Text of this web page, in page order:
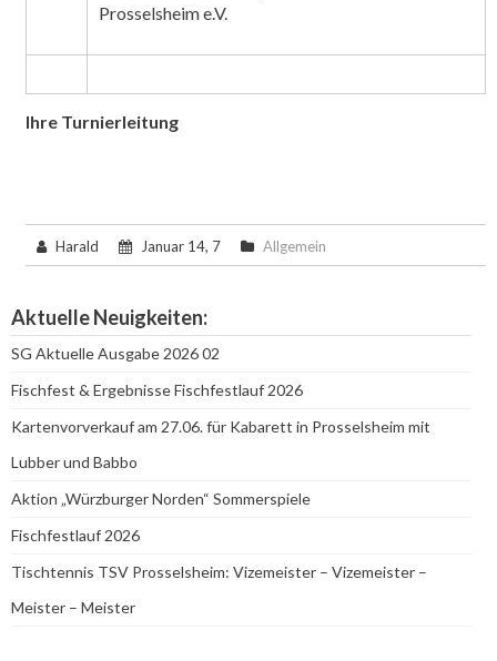
Prosselsheim e.V.
Ihre Turnierleitung
Harald Januar 14, 7 Allgemein
Aktuelle Neuigkeiten:
SG Aktuelle Ausgabe 2026 02
Fischfest & Ergebnisse Fischfestlauf 2026
Kartenvorverkauf am 27.06. für Kabarett in Prosselsheim mit
Lubber und Babbo
Aktion „Würzburger Norden“ Sommerspiele
Fischfestlauf 2026
Tischtennis TSV Prosselsheim: Vizemeister – Vizemeister –
Meister – Meister